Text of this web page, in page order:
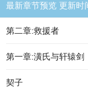
最新章节预览 更新
第二章:救援者
第一章:潢氏与轩辕剑
契子